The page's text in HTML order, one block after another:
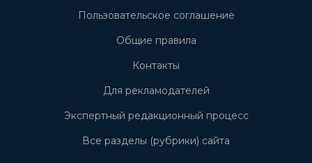
Пользовательское соглашение
Общие правила
Контакты
Для рекламодателей
Экспертный редакционный процесс
Все разделы (рубрики) сайта